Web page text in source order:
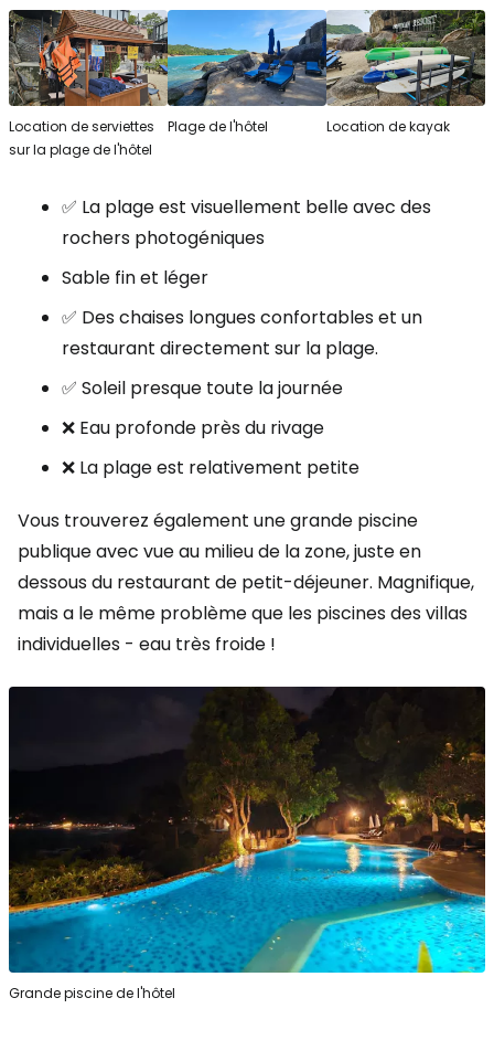
Location de serviettes
sur la plage de l'hôtel
Plage de l'hôtel Location de kayak
✅ La plage est visuellement belle avec des
rochers photogéniques
Sable fin et léger
✅ Des chaises longues confortables et un
restaurant directement sur la plage.
✅ Soleil presque toute la journée
❌ Eau profonde près du rivage
❌ La plage est relativement petite
Vous trouverez également une grande piscine
publique avec vue au milieu de la zone, juste en
dessous du restaurant de petit-déjeuner. Magnifique,
mais a le même problème que les piscines des villas
individuelles - eau très froide !
Grande piscine de l'hôtel